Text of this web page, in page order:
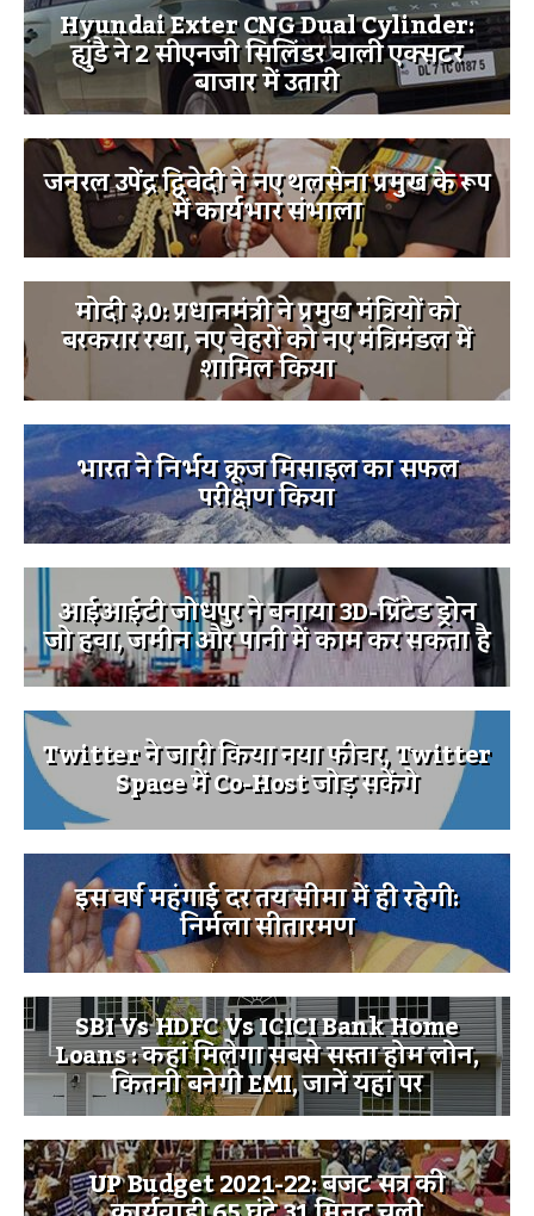
Hyundai Exter CNG Dual Cylinder:
ह्युंडै ने 2 सीएनजी सिलिंडर वाली एक्सटर
बाजार में उतारी
जनरल उपेंद्र द्विवेदी ने नए थलसेना प्रमुख के रूप
में कार्यभार संभाला
मोदी ३.0: प्रधानमंत्री ने प्रमुख मंत्रियों को
बरकरार रखा, नए चेहरों को नए मंत्रिमंडल में
शामिल किया
भारत ने निर्भय क्रूज मिसाइल का सफल
परीक्षण किया
आईआईटी जोधपुर ने बनाया 3D-प्रिंटेड ड्रोन
जो हवा, जमीन और पानी में काम कर सकता है
Twitter ने जारी किया नया फीचर, Twitter
Space में Co-Host जोड़ सकेंगे
इस वर्ष महंगाई दर तय सीमा में ही रहेगी:
निर्मला सीतारमण
SBI Vs HDFC Vs ICICI Bank Home
Loans : कहां मिलेगा सबसे सस्ता होम लोन,
कितनी बनेगी EMI, जानें यहां पर
UP Budget 2021-22: बजट सत्र की